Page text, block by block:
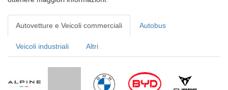
Autovetture e Veicoli commerciali Autobus
Veicoli industriali Altri